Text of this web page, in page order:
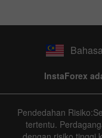
InstaForex
Pendedahan
tertentu.